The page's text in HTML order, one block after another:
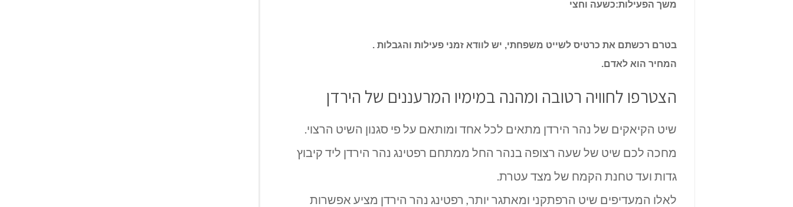
משך הפעילות:כשעה וחצי
בטרם רכשתם את כרטיס לשייט משפחתי, יש לוודא זמני פעילות והגבלות .
המחיר הוא לאדם.
הצטרפו לחוויה רטובה ומהנה במימיו המרעננים של הירדן
שיט הקיאקים של נהר הירדן מתאים לכל אחד ומותאם על פי סגנון השיט הרצוי.
מחכה לכם שיט של שעה רצופה בנהר החל ממתחם רפטינג נהר הירדן ליד קיבוץ
גדות ועד טחנת הקמח של מצד עטרת.
לאלו המעדיפים שיט הרפתקני ומאתגר יותר, רפטינג נהר הירדן מציע אפשרות